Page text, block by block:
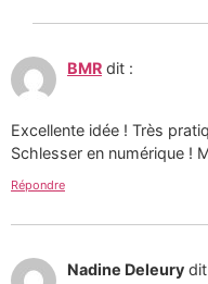
BMR dit :
Excellente idée ! Très
Schlesser en numérique !
Répondre
Nadine Deleury